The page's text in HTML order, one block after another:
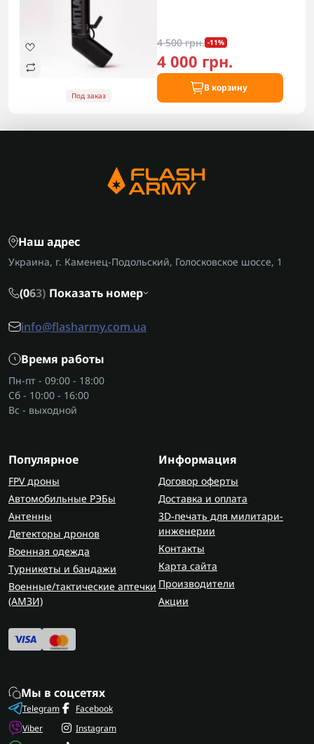
Под заказ
4 500 грн. -11%
4 000 грн.
В корзину
Наш адрес
Украина, г. Каменец-Подольский, Голосковское шоссе, 1
(063) Показать номер
info@flasharmy.com.ua
Время работы
Пн-пт - 09:00 - 18:00
Сб - 10:00 - 16:00
Вс - выходной
Популярное
FPV дроны
Автомобильные РЭБы
Антенны
Детекторы дронов
Военная одежда
Турникеты и бандажи
Военные/тактические аптечки
(AMЗИ)
Информация
Договор оферты
Доставка и оплата
3D-печать для милитари-
инженерии
Контакты
Карта сайта
Производители
Акции
Мы в соцсетях
Telegram
Viber
Facebook
Instagram